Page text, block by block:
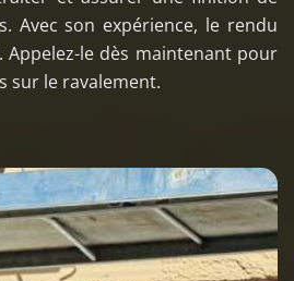
Avec son expérience, le rendu
Appelez-le dès maintenant pour
sur le ravalement.